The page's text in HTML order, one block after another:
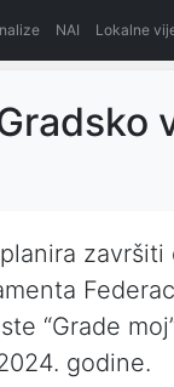
NAI Lokalne
“Grade
godine.